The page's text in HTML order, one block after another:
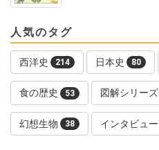
人気のタグ
西洋史 214 日本史 80
食の歴史 53 図解シリーズ
幻想生物 38 インタビュー